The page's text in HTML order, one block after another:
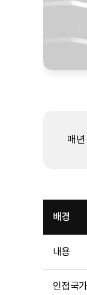
매
배경
내용
인접국